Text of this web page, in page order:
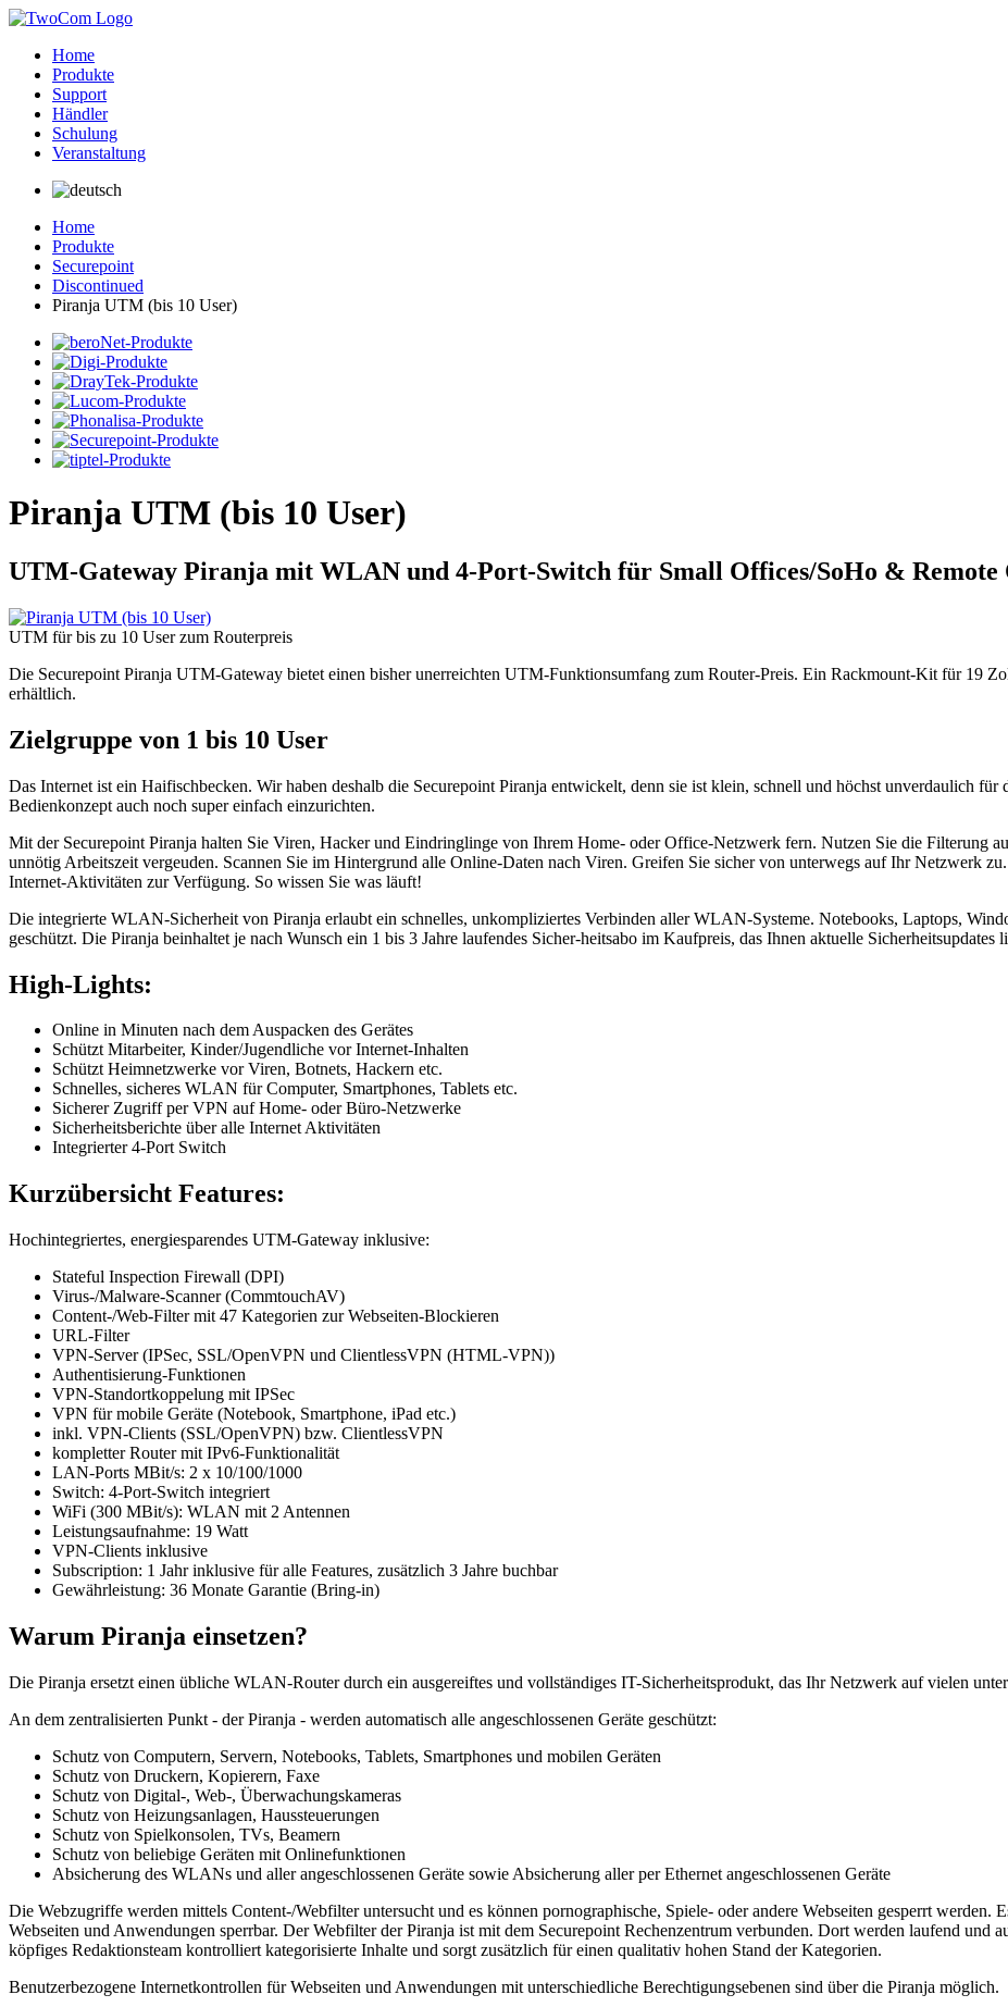
Home
Produkte
Support
Händler
Schulung
Veranstaltung
Home
Produkte
Securepoint
Discontinued
Piranja UTM (bis 10 User)
Piranja UTM (bis 10 User)
UTM-Gateway Piranja mit WLAN und 4-Port-Switch für Small Offices/SoHo & Remote
UTM für bis zu 10 User zum Routerpreis
Die Securepoint Piranja UTM-Gateway bietet einen bisher unerreichten UTM-Funktionsumfang zum Router-Preis. Ein Rackmount-Kit für 19
erhältlich.
Zielgruppe von 1 bis 10 User
Das Internet ist ein Haifischbecken. Wir haben deshalb die Securepoint Piranja entwickelt, denn sie ist klein, schnell und höchst unverdaulich für
Bedienkonzept auch noch super einfach einzurichten.
Mit der Securepoint Piranja halten Sie Viren, Hacker und Eindringlinge von Ihrem Home- oder Office-Netzwerk fern. Nutzen Sie die Filterung
unnötig Arbeitszeit vergeuden. Scannen Sie im Hintergrund alle Online-Daten nach Viren. Greifen Sie sicher von unterwegs auf Ihr Netzwerk
Internet-Aktivitäten zur Verfügung. So wissen Sie was läuft!
Die integrierte WLAN-Sicherheit von Piranja erlaubt ein schnelles, unkompliziertes Verbinden aller WLAN-Systeme. Notebooks, Laptops,
geschützt. Die Piranja beinhaltet je nach Wunsch ein 1 bis 3 Jahre laufendes Sicher-heitsabo im Kaufpreis, das Ihnen aktuelle Sicherheitsupdates
High-Lights:
Online in Minuten nach dem Auspacken des Gerätes
Schützt Mitarbeiter, Kinder/Jugendliche vor Internet-Inhalten
Schützt Heimnetzwerke vor Viren, Botnets, Hackern etc.
Schnelles, sicheres WLAN für Computer, Smartphones, Tablets etc.
Sicherer Zugriff per VPN auf Home- oder Büro-Netzwerke
Sicherheitsberichte über alle Internet Aktivitäten
Integrierter 4-Port Switch
Kurzübersicht Features:
Hochintegriertes, energiesparendes UTM-Gateway inklusive:
Stateful Inspection Firewall (DPI)
Virus-/Malware-Scanner (CommtouchAV)
Content-/Web-Filter mit 47 Kategorien zur Webseiten-Blockieren
URL-Filter
VPN-Server (IPSec, SSL/OpenVPN und ClientlessVPN (HTML-VPN))
Authentisierung-Funktionen
VPN-Standortkoppelung mit IPSec
VPN für mobile Geräte (Notebook, Smartphone, iPad etc.)
inkl. VPN-Clients (SSL/OpenVPN) bzw. ClientlessVPN
kompletter Router mit IPv6-Funktionalität
LAN-Ports MBit/s: 2 x 10/100/1000
Switch: 4-Port-Switch integriert
WiFi (300 MBit/s): WLAN mit 2 Antennen
Leistungsaufnahme: 19 Watt
VPN-Clients inklusive
Subscription: 1 Jahr inklusive für alle Features, zusätzlich 3 Jahre buchbar
Gewährleistung: 36 Monate Garantie (Bring-in)
Warum Piranja einsetzen?
Die Piranja ersetzt einen übliche WLAN-Router durch ein ausgereiftes und vollständiges IT-Sicherheitsprodukt, das Ihr Netzwerk auf vielen
An dem zentralisierten Punkt - der Piranja - werden automatisch alle angeschlossenen Geräte geschützt:
Schutz von Computern, Servern, Notebooks, Tablets, Smartphones und mobilen Geräten
Schutz von Druckern, Kopierern, Faxe
Schutz von Digital-, Web-, Überwachungskameras
Schutz von Heizungsanlagen, Haussteuerungen
Schutz von Spielkonsolen, TVs, Beamern
Schutz von beliebige Geräten mit Onlinefunktionen
Absicherung des WLANs und aller angeschlossenen Geräte sowie Absicherung aller per Ethernet angeschlossenen Geräte
Die Webzugriffe werden mittels Content-/Webfilter untersucht und es können pornographische, Spiele- oder andere Webseiten gesperrt werden.
Webseiten und Anwendungen sperrbar. Der Webfilter der Piranja ist mit dem Securepoint Rechenzentrum verbunden. Dort werden laufend und
köpfiges Redaktionsteam kontrolliert kategorisierte Inhalte und sorgt zusätzlich für einen qualitativ hohen Stand der Kategorien.
Benutzerbezogene Internetkontrollen für Webseiten und Anwendungen mit unterschiedliche Berechtigungsebenen sind über die Piranja möglich.